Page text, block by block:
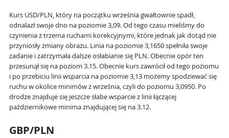
Kurs USD/PLN, który na początku września gwałtownie spadł,
odnalazł swoje dno na poziomie 3,09. Od tego czasu mieliśmy do
czynienia z trzema ruchami korekcyjnymi, które jednak jak dotąd nie
przyniosły zmiany obrazu. Linia na poziomie 3,1650 spełniła swoje
zadanie i zatrzymała dalsze osłabianie się PLN. Obecnie opór ten
przesunął się na poziom 3.15. Obecnie kurs zawrócił od tego poziomu
i po przebiciu linii wsparcia na poziomie 3,13 możemy spodziewać się
ruchu w okolice minimów z września, czyli do poziomu 3,0950. Po
drodze znajduje się jeszcze słabe wsparcie z linii łączącej
październikowe minima znajdującej się na 3.12.
GBP/PLN